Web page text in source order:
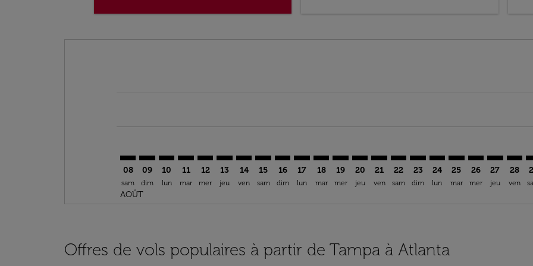
08
sam
AOÛT
09
dim
10
lun
11
mar
12
mer
13
jeu
14
ven
15
sam
16
dim
17
lun
18
mar
19
mer
TPA–ATL: cmp-view-offers-disclaimer.
20
jeu
TPA–ATL: cmp-view-offers-
21
ven
TPA–ATL: cmp-view-offers-
22
sam
TPA–ATL: cmp-view-
23
dim
TPA–ATL: cmp-view-
24
lun
TPA–ATL: cmp-
25
mar
TPA–ATL:
26
mer
27
jeu
28
ven
Offres de vols populaires à partir de Tampa à Atlanta